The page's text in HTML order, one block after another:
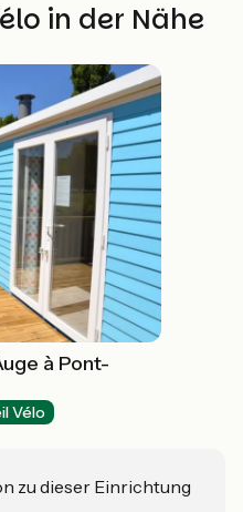
in der Nähe
à Pont-
Vélo
zu dieser Einrichtung